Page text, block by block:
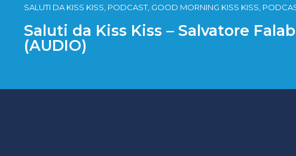
SALUTI DA KISS KISS, PODCAST, GOOD MORNING KISS KISS,
Saluti da Kiss Kiss – Salvatore
(AUDIO)